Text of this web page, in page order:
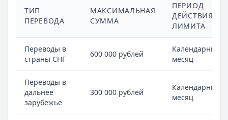
ТИП
ПЕРЕВОДА
МАКСИМАЛЬНАЯ
СУММА
ПЕРИОД
ДЕЙСТВИЯ
ЛИМИТА
Переводы в
страны СНГ
600 000 рублей
Календарный
месяц
Переводы в
дальнее
зарубежье
300 000 рублей
Календарный
месяц